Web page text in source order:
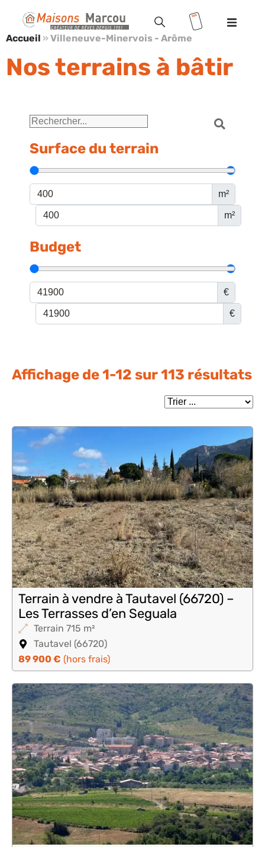
Valoriser votre terrain
Maisons
+ terrains
Location
/ Accession
Vente HLM
Réalisations
Financez votre projet
Accueil »Villeneuve-Minervois - Arôme
Nos terrains à bâtir
Surface du terrain
m²
m²
Budget
€
€
Affichage de1-12 sur113 résultats
Terrain à vendre à Tautavel (66720) –
Les Terrasses d’en Seguala
Terrain 715 m²
Tautavel (66720)
89 900 € (hors frais)